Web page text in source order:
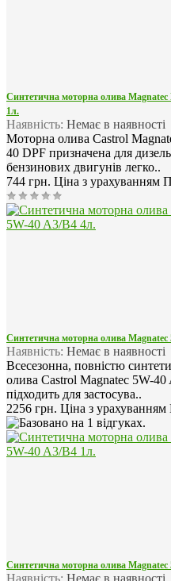
Синтетична моторна олива Magnatec
1л.
Наявність: Немає в наявності
Моторна олива Castrol
40 DPF призначена для
бензинових двигунів легко..
744 грн. Ціна з урахуванням
Синтетична моторна олива Magnatec
Наявність: Немає в наявності
Всесезонна, повністю
олива Castrol Magnatec 5W-
підходить для застосува..
2256 грн. Ціна з
Синтетична моторна олива Magnatec